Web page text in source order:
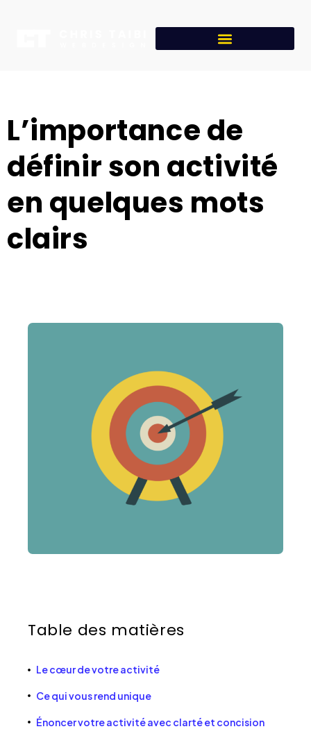
L’importance de
définir son activité
en quelques mots
clairs
Table des matières
Le cœur de votre activité
Ce qui vous rend unique
Énoncer votre activité avec clarté et concision